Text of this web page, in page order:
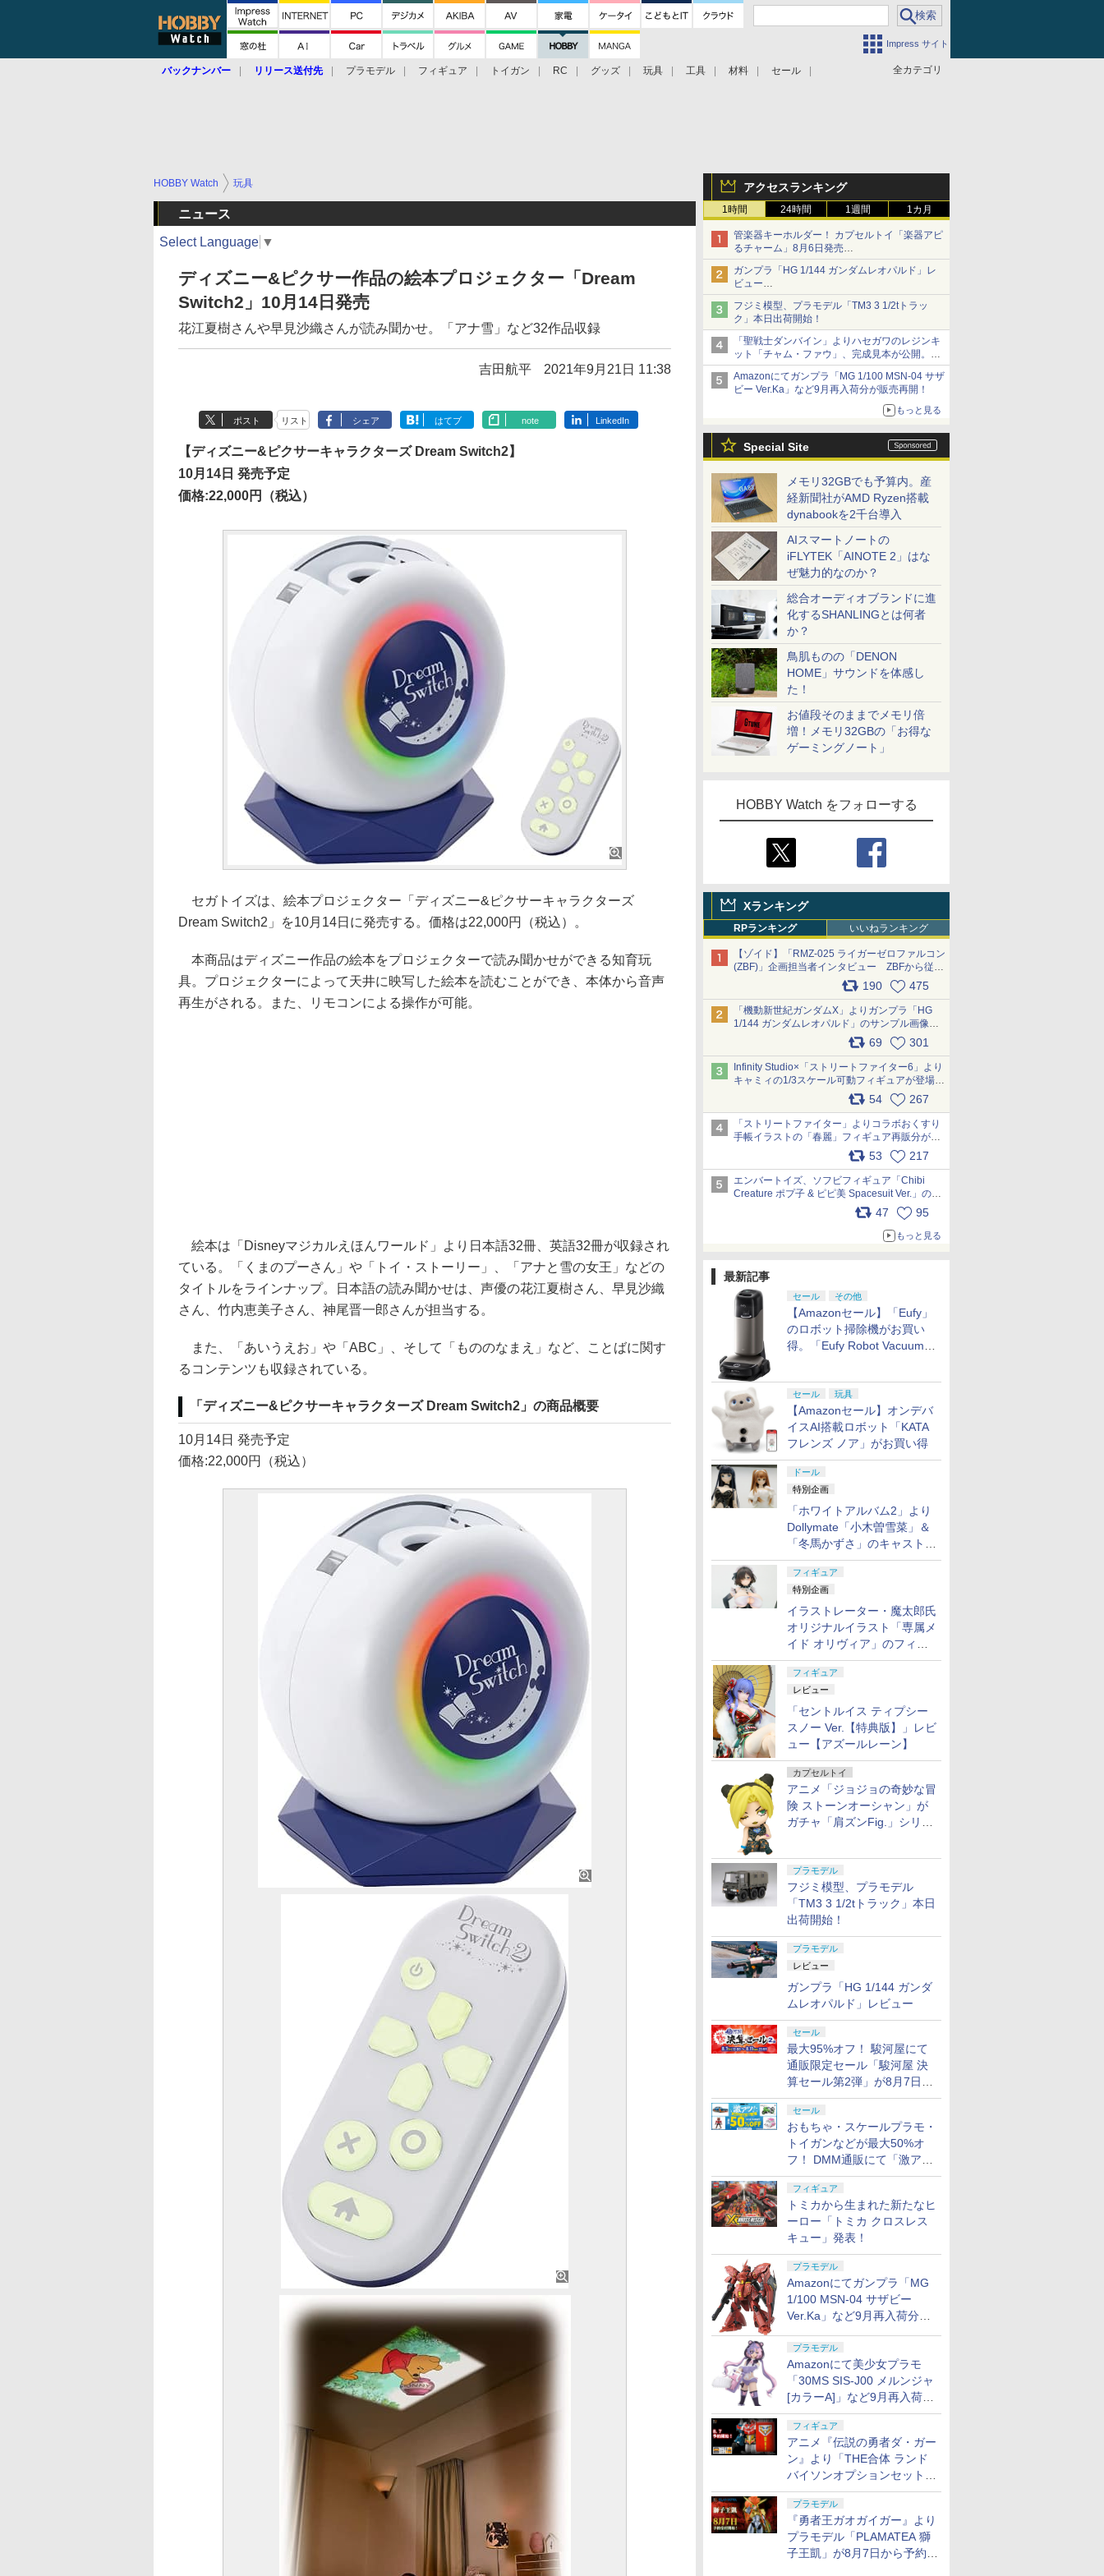
Impress サイト
全カテゴリ
バックナンバー リリース送付先 プラモデル フィギュア トイガン RC グッズ 玩具 工具 材料 セール
アクセスランキング
1時間 24時間 1週間 1カ月
管楽器キーホルダー！ カプセルトイ「楽器アピ
るチャーム」8月6日発売
チューバ、テナサクなど5種各3色
ガンプラ「HG 1/144 ガンダムレオパルド」レ
ビュー
『機動新世紀ガンダムX』30周年！インナーア
ームガトリングの変形機構まで再現し最新フォ
ーマットでキット化！
フジミ模型、プラモデル「TM3 3 1/2tトラッ
ク」本日出荷開始！
「聖戦士ダンバイン」よりハセガワのレジンキ
ット「チャム・ファウ」、完成見本が公開。9
月3日頃発売予定
Amazonにてガンプラ「MG 1/100 MSN-04 サザ
ビー Ver.Ka」など9月再入荷分が販売再開！
もっと見る
Special Site
メモリ32GBでも予算内。産
経新聞社がAMD Ryzen搭載
dynabookを2千台導入
AIスマートノートの
iFLYTEK「AINOTE 2」はな
ぜ魅力的なのか？
総合オーディオブランドに進
化するSHANLINGとは何者
か？
鳥肌ものの「DENON
HOME」サウンドを体感し
た！
お値段そのままでメモリ倍
増！メモリ32GBの「お得な
ゲーミングノート」
HOBBY Watch をフォローする
Xランキング
RPランキング いいねランキング
【ゾイド】「RMZ-025 ライガーゼロファルコン
(ZBF)」企画担当者インタビュー ZBFから従来
デザインまで再現可能なボリューム満点のキッ
ト pic.x.com/6zOqQAQKkX
190 475
「機動新世紀ガンダムX」よりガンプラ「HG
1/144 ガンダムレオパルド」のサンプル画像が
69 301
Infinity Studio×「ストリートファイター6」より
キャミィの1/3スケール可動フィギュアが登場
54 267
「ストリートファイター」よりコラボおくすり
手帳イラストの「春麗」フィギュア再販分が本
日出荷開始 pic.x.com/toUc1MHr41
53 217
エンバートイズ、ソフビフィギュア「Chibi
Creature ポプ子 & ピピ美 Spacesuit Ver.」の発
売中止を発表 pic.x.com/Ri45iFeYjn
47 95
もっと見る
最新記事
セール その他
【Amazonセール】「Eufy」
のロボット掃除機がお買い
得。「Eufy Robot Vacuum
セール 玩具
【Amazonセール】オンデバ
イスAI搭載ロボット「KATA
フレンズ ノア」がお買い得
ドール
特別企画
「ホワイトアルバム2」より
Dollymate「小木曽雪菜」＆
「冬馬かずさ」のキャストド
ール実物見本が東京フィギュ
アギャラリーにて展示中
フィギュア
特別企画
イラストレーター・魔太郎氏
オリジナルイラスト「専属メ
イド オリヴィア」のフィギ
ュア彩色原型が東京フィギュ
アギャラリーにて展示中
フィギュア
レビュー
「セントルイス ティプシー
スノー Ver.【特典版】」レビ
ュー【アズールレーン】
カプセルトイ
アニメ「ジョジョの奇妙な冒
険 ストーンオーシャン」が
ガチャ「肩ズンFig.」シリー
プラモデル
フジミ模型、プラモデル
「TM3 3 1/2tトラック」本日
出荷開始！
プラモデル
レビュー
ガンプラ「HG 1/144 ガンダ
ムレオパルド」レビュー
セール
最大95%オフ！ 駿河屋にて
通販限定セール「駿河屋 決
算セール第2弾」が8月7日12
時より開催
セール
おもちゃ・スケールプラモ・
トイガンなどが最大50%オ
フ！ DMM通販にて「激ア
ツ！おもちゃ・ホビー夏セー
ル」が開催
フィギュア
トミカから生まれた新たなヒ
ーロー「トミカ クロスレス
キュー」発表！
プラモデル
Amazonにてガンプラ「MG
1/100 MSN-04 サザビー
Ver.Ka」など9月再入荷分が
プラモデル
Amazonにて美少女プラモ
「30MS SIS-J00 メルンジャ
[カラーA]」など9月再入荷分
が販売再開！
フィギュア
アニメ『伝説の勇者ダ・ガー
ン』より「THE合体 ランド
バイソンオプションセット」
が8月7日から予約受付開始！
プラモデル
『勇者王ガオガイガー』より
プラモデル「PLAMATEA 獅
子王凱」が8月7日から予約受
HOBBY Watch 玩具
ニュース
Select Language ▼
ディズニー&ピクサー作品の絵本プロジェクター「Dream
Switch2」10月14日発売
花江夏樹さんや早見沙織さんが読み聞かせ。「アナ雪」など32作品収録
吉田航平 2021年9月21日 11:38
ポスト リスト シェア はてブ note LinkedIn
【ディズニー&ピクサーキャラクターズ Dream Switch2】
10月14日 発売予定
価格:22,000円（税込）
セガトイズは、絵本プロジェクター「ディズニー&ピクサーキャラクターズ
Dream Switch2」を10月14日に発売する。価格は22,000円（税込）。
本商品はディズニー作品の絵本をプロジェクターで読み聞かせができる知育玩
具。プロジェクターによって天井に映写した絵本を読むことができ、本体から音声
再生がされる。また、リモコンによる操作が可能。
絵本は「Disneyマジカルえほんワールド」より日本語32冊、英語32冊が収録され
ている。「くまのプーさん」や「トイ・ストーリー」、「アナと雪の女王」などの
タイトルをラインナップ。日本語の読み聞かせは、声優の花江夏樹さん、早見沙織
さん、竹内恵美子さん、神尾晋一郎さんが担当する。
また、「あいうえお」や「ABC」、そして「もののなまえ」など、ことばに関す
るコンテンツも収録されている。
「ディズニー&ピクサーキャラクターズ Dream Switch2」の商品概要
10月14日 発売予定
価格:22,000円（税込）